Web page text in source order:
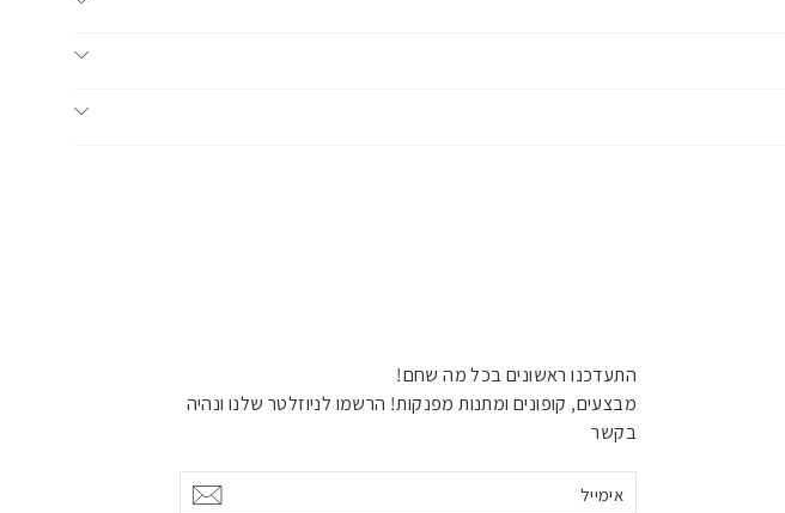
התעדכנו ראשונים בכל מה שחם!
מבצעים, קופונים ומתנות מפנקות! הרשמו לניוזלטר שלנו ונהיה
בקשר
אימייל